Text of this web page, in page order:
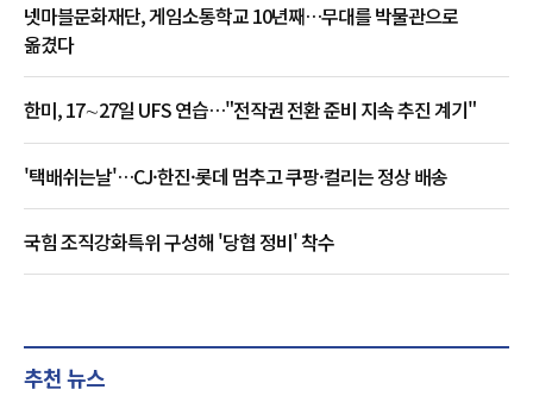
넷마블문화재단, 게임소통학교 10년째…무대를 박물관으로
옮겼다
한미, 17∼27일 UFS 연습…"전작권 전환 준비 지속 추진 계기"
'택배쉬는날'…CJ·한진·롯데 멈추고 쿠팡·컬리는 정상 배송
국힘 조직강화특위 구성해 '당협 정비' 착수
추천 뉴스